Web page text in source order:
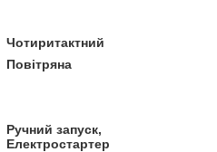
Чотиритактний
Повітряна
Ручний запуск,
Електростартер